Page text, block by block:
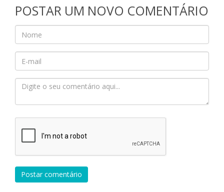
POSTAR UM NOVO COMENTÁRIO
Postar comentário